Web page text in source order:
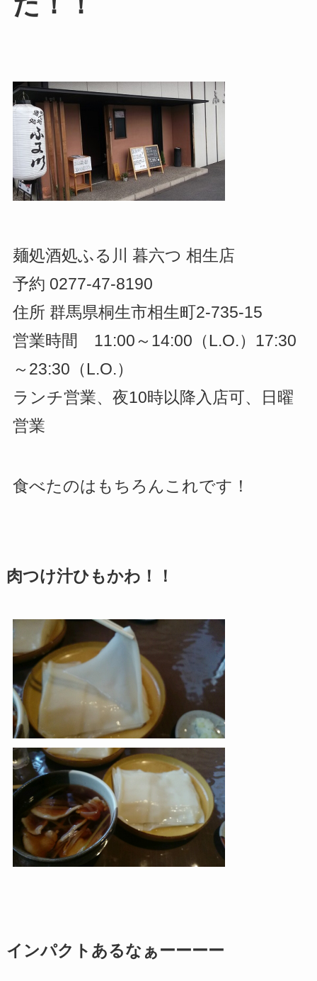
麺処酒処ふる川 暮六つ 相生店
予約 0277-47-8190
住所 群馬県桐生市相生町2-735-15
営業時間 11:00～14:00（L.O.）17:30
～23:30（L.O.）
ランチ営業、夜10時以降入店可、日曜
営業
食べたのはもちろんこれです！
肉つけ汁ひもかわ！！
インパクトあるなぁーーーー